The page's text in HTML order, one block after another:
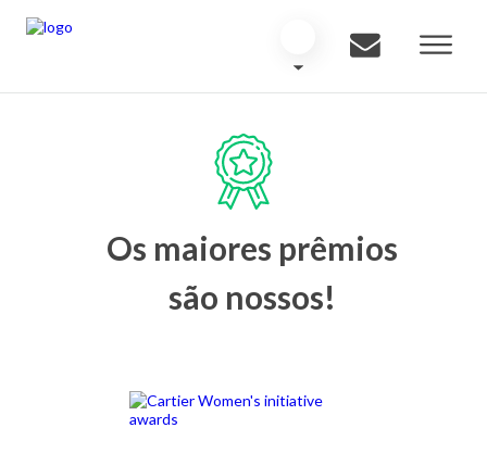
Os maiores prêmios
são nossos!